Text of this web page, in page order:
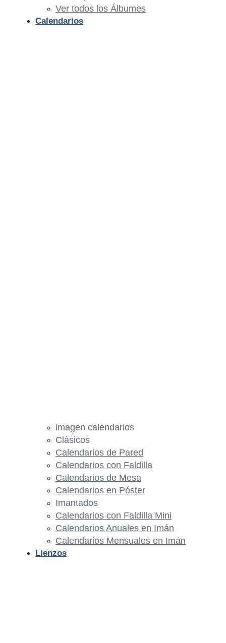
Ver todos los Álbumes
Calendarios
imagen calendarios
Clásicos
Calendarios de Pared
Calendarios con Faldilla
Calendarios de Mesa
Calendarios en Póster
Imantados
Calendarios con Faldilla Mini
Calendarios Anuales en Imán
Calendarios Mensuales en Imán
Lienzos